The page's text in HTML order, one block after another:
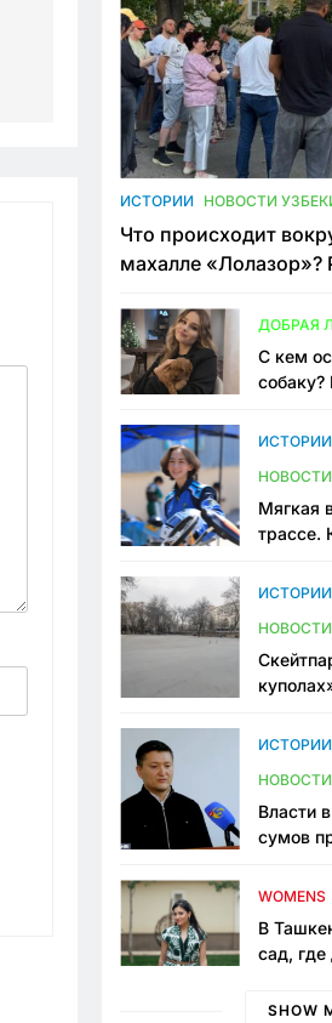
ИСТОРИИ НОВОСТИ
Что происходит
махалле «Лолазор»?
конфликта
ДОБРАЯ
С кем
собаку?
ИСТОРИИ
Мягкая
трассе.
ИСТОРИИ
одно
ИСТОРИИ
Власти
сумов
тюрьме
WOMENS
В
сад, где
мама,
SHOW